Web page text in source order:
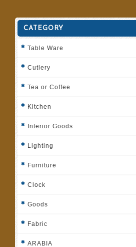
CATEGORY
Table Ware
Cutlery
Tea or Coffee
Kitchen
Interior Goods
Lighting
Furniture
Clock
Goods
Fabric
ARABIA